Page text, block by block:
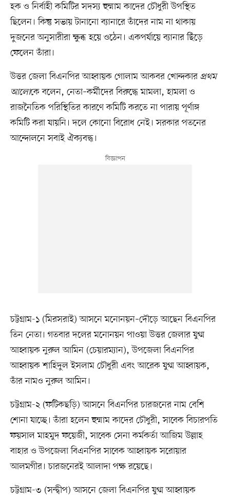
হক ও নির্বাহী কমিটির সদস্য হুম্মাম কাদের চৌধুরী উপস্থিত
ছিলেন। কিন্তু সভায় টানানো ব্যানারে তাঁদের নাম না থাকায়
দুজনের অনুসারীরা ক্ষুব্ধ হয়ে ওঠেন। একপর্যায়ে ব্যানার ছিঁড়ে
ফেলেন তাঁরা।
উত্তর জেলা বিএনপির আহ্বায়ক গোলাম আকবর খোন্দকার প্রথম
আলোকে বলেন, নেতা–কর্মীদের বিরুদ্ধে মামলা, হামলা ও
রাজনৈতিক পরিস্থিতির কারণে কমিটি করতে না পারায় পূর্ণাঙ্গ
কমিটি করা যায়নি। দলে কোনো বিরোধ নেই। সরকার পতনের
আন্দোলনে সবাই ঐক্যবদ্ধ।
চট্টগ্রাম-১ (মিরসরাই) আসনে মনোনয়ন–দৌড়ে আছেন বিএনপির
তিন নেতা। গতবার দলের মনোনয়ন পাওয়া উত্তর জেলার যুগ্ম
আহ্বায়ক নুরুল আমিন (চেয়ারম্যান), উপজেলা বিএনপির
আহ্বায়ক শাহিদুল ইসলাম চৌধুরী এবং আরেক যুগ্ম আহ্বায়ক,
তাঁর নামও নুরুল আমিন।
চট্টগ্রাম-২ (ফটিকছড়ি) আসনে বিএনপির চারজনের নাম বেশি
শোনা যাচ্ছে। তাঁরা হলেন হুম্মাম কাদের চৌধুরী, সাবেক বিচারপতি
ফয়সাল মাহমুদ ফয়েজী, সাবেক সেনা কর্মকর্তা আজিম উল্লাহ
বাহার ও উপজেলা বিএনপির সাবেক আহ্বায়ক সরোয়ার
আলমগীর। চারজনেরই আলাদা পক্ষ রয়েছে।
চট্টগ্রাম-৩ (সন্দ্বীপ) আসনে জেলা বিএনপির যুগ্ম আহ্বায়ক